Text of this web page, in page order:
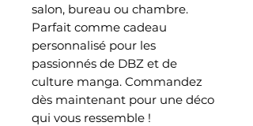
salon, bureau ou chambre.
Parfait comme cadeau
personnalisé pour les
passionnés de DBZ et de
culture manga. Commandez
dès maintenant pour une déco
qui vous ressemble !